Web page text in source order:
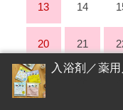
入浴剤／薬
13 14
20 21
27